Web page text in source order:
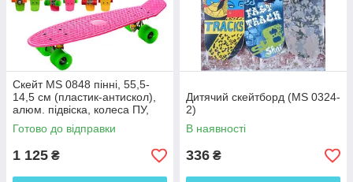
Скейт MS 0848 пінні, 55,5-
14,5 см (пластик-антискол),
алюм. підвіска, колеса ПУ,
підш608Z,6 кольорів,
Готово до відправки
1 125 ₴
Дитячий скейтборд (MS 0324-
2)
В наявності
336 ₴